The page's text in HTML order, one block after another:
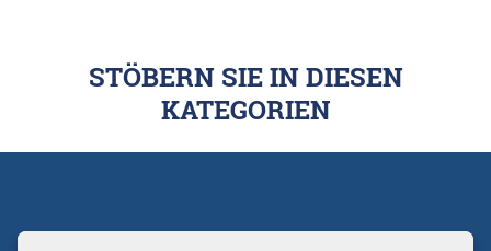
STÖBERN SIE IN DIESEN
KATEGORIEN